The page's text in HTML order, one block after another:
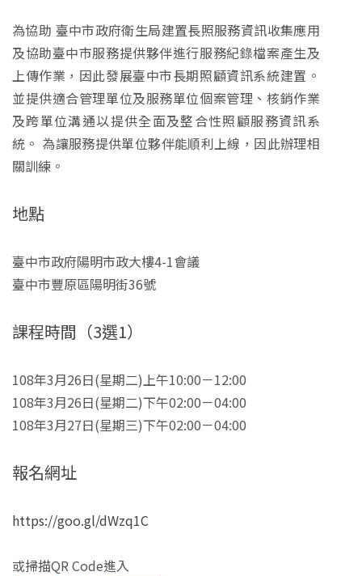
為協助 臺中市政府衛生局建置長照服務資訊收集應用
及協助臺中市服務提供夥伴進行服務紀錄檔案產生及
上傳作業，因此發展臺中市長期照顧資訊系統建置。
並提供適合管理單位及服務單位個案管理、核銷作業
及跨單位溝通以提供全面及整合性照顧服務資訊系
統。 為讓服務提供單位夥伴能順利上線，因此辦理相
關訓練。
地點
臺中市政府陽明市政大樓4-1會議
臺中市豐原區陽明街36號
課程時間（3選1）
108年3月26日(星期二)上午10:00－12:00
108年3月26日(星期二)下午02:00－04:00
108年3月27日(星期三)下午02:00－04:00
報名網址
https://goo.gl/dWzq1C
或掃描QR Code進入